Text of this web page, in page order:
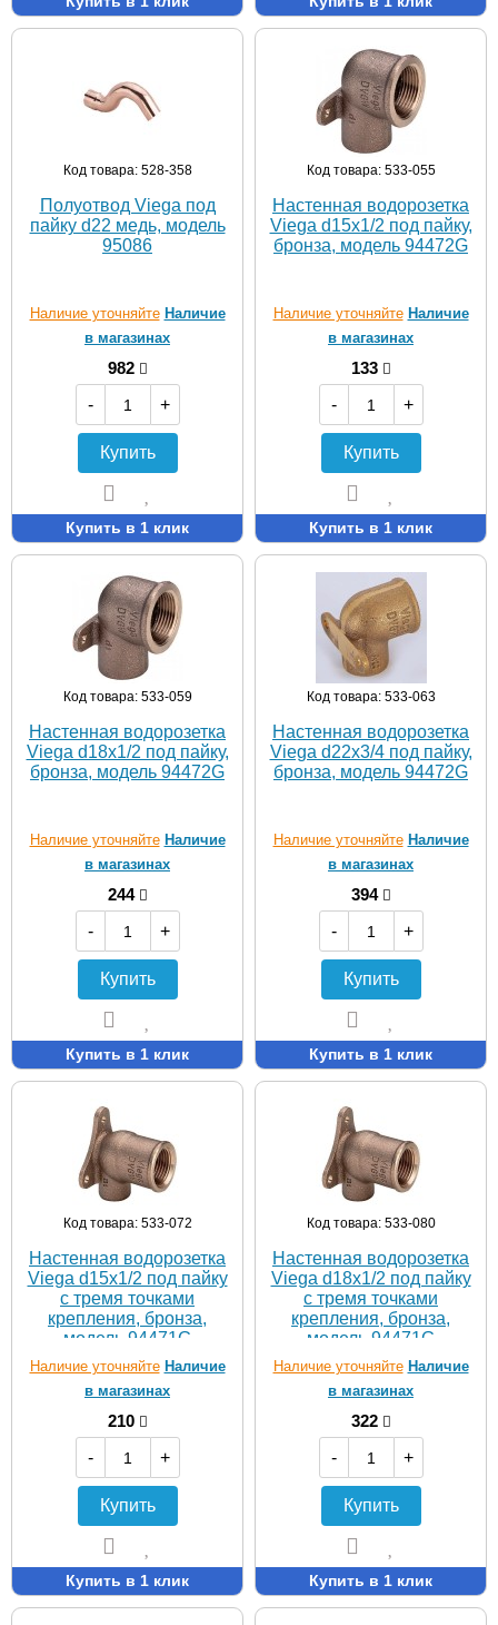
Код товара: 528-358
Полуотвод Viega под
пайку d22 медь, модель
95086
Наличие уточняйте Наличие
в магазинах
982
-
+
Купить
Купить в 1 клик
Код товара: 533-055
Настенная водорозетка
Viega d15х1/2 под пайку,
бронза, модель 94472G
Наличие уточняйте Наличие
в магазинах
133
-
+
Купить
Купить в 1 клик
Код товара: 533-059
Настенная водорозетка
Viega d18х1/2 под пайку,
бронза, модель 94472G
Наличие уточняйте Наличие
в магазинах
244
-
+
Купить
Купить в 1 клик
Код товара: 533-063
Настенная водорозетка
Viega d22х3/4 под пайку,
бронза, модель 94472G
Наличие уточняйте Наличие
в магазинах
394
-
+
Купить
Купить в 1 клик
Код товара: 533-072
Настенная водорозетка
Viega d15х1/2 под пайку
с тремя точками
крепления, бронза,
модель 94471G
Наличие уточняйте Наличие
в магазинах
210
-
+
Купить
Купить в 1 клик
Код товара: 533-080
Настенная водорозетка
Viega d18х1/2 под пайку
с тремя точками
крепления, бронза,
модель 94471G
Наличие уточняйте Наличие
в магазинах
322
-
+
Купить
Купить в 1 клик